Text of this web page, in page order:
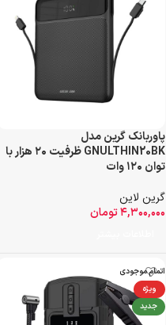
پاوربانک گرین مدل
GNULTHIN20BK ظرفیت ۲۰ هزار با
توان ۱۲۰ وات
گرین لاین
۴,۳۰۰,۰۰۰تومان
اتمام موجودی
ویژه
جدید